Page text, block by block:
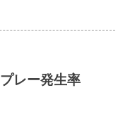
レー発生率